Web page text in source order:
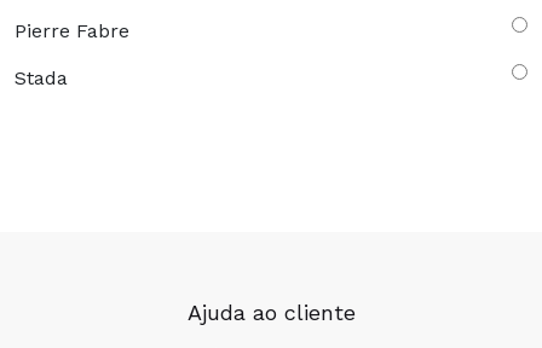
Pierre Fabre
Stada
Ajuda ao cliente